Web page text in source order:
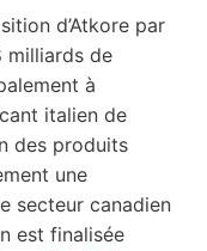
d’Atkore par
milliards de
à
italien de
des produits
une
secteur canadien
est finalisée